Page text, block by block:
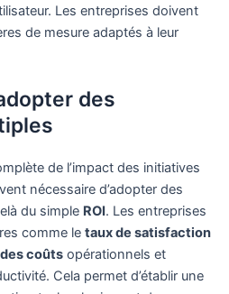
Les entreprises doivent
de mesure adaptés à leur
des
de l’impact des initiatives
nécessaire d’adopter des
du simple ROI. Les entreprises
comme le taux de satisfaction
coûts opérationnels et
Cela permet d’établir une